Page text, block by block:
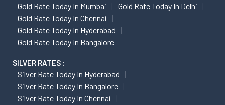
Gold Rate Today In Mumbai
Gold Rate Today In Delhi
Gold Rate Today In Chennai
Gold Rate Today In Hyderabad
Gold Rate Today In Bangalore
SILVER RATES :
Silver Rate Today In Hyderabad
Silver Rate Today In Bangalore
Silver Rate Today In Chennai